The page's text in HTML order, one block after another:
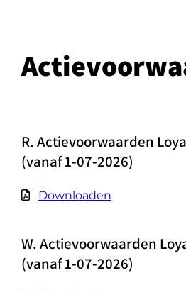
R. Actievoorwaarden
(vanaf 1-07-2026)
Downloaden
W. Actievoorwaarden
(vanaf 1-07-2026)